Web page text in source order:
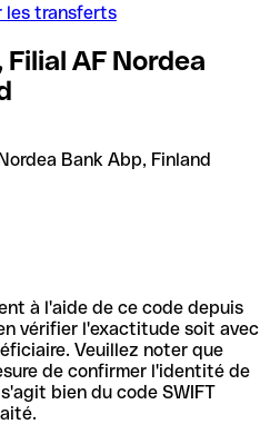
les transferts
AF Nordea
Bank Abp, Finland
à l'aide de ce code depuis
vérifier l'exactitude soit avec
Veuillez noter que
de confirmer l'identité de
bien du code SWIFT